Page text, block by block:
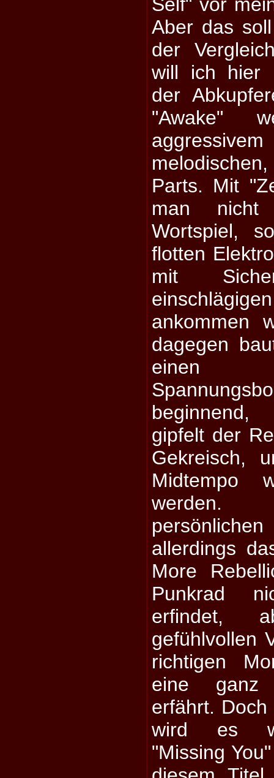
Aber das
der
will ich hier
der
"Awake"
Parts. Mit
man
Wortspiel,
flotten
mit
ankommen
dagegen
einen
beginnend,
gipfelt der
Gekreisch,
Midtempo
werden.
allerdings
More
Punkrad
erfindet,
gefühlvollen
richtigen
eine ganz
erfährt.
wird es
"Missing